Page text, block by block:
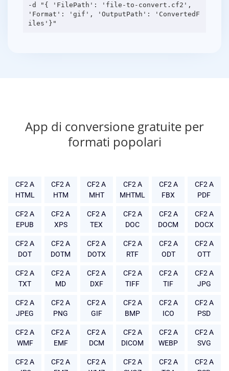
-d "{ 'FilePath': 'file-to-convert.cf2',
'Format': 'gif', 'OutputPath': 'ConvertedF
App di conversione gratuite per
formati popolari
CF2 A
HTML
CF2 A
HTM
CF2 A
MHT
CF2 A
MHTML
CF2 A
FBX
CF2 A
PDF
CF2 A
EPUB
CF2 A
XPS
CF2 A
TEX
CF2 A
DOC
CF2 A
DOCM
CF2 A
DOCX
CF2 A
DOT
CF2 A
DOTM
CF2 A
DOTX
CF2 A
RTF
CF2 A
ODT
CF2 A
OTT
CF2 A
TXT
CF2 A
MD
CF2 A
DXF
CF2 A
TIFF
CF2 A
TIF
CF2 A
JPG
CF2 A
JPEG
CF2 A
PNG
CF2 A
GIF
CF2 A
BMP
CF2 A
ICO
CF2 A
PSD
CF2 A
WMF
CF2 A
EMF
CF2 A
DCM
CF2 A
DICOM
CF2 A
WEBP
CF2 A
SVG
CF2 A
CF2 A
CF2 A
CF2 A
CF2 A
CF2 A